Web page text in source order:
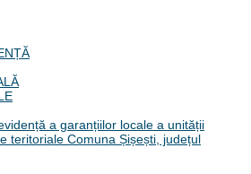
a garanțiilor locale a unității
teritoriale Comuna Șișești, județul